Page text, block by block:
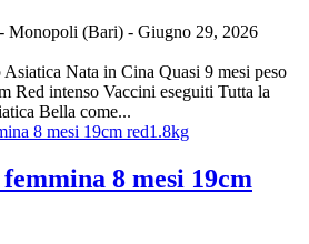
- Monopoli (Bari) - Giugno 29, 2026
Nata in Cina Quasi 9 mesi peso
Red intenso Vaccini eseguiti Tutta la
Bella come...
8 mesi 19cm